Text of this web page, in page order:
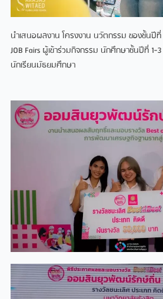
นําเสนอผลงาน โครงงาน นวัตกรรม ของชั้นปีที่
JOB Fairs ผู้เข้าร่วมกิจกรรม นักศึกษาชั้นปีที่
นักเรียนมัธยมศึกษา